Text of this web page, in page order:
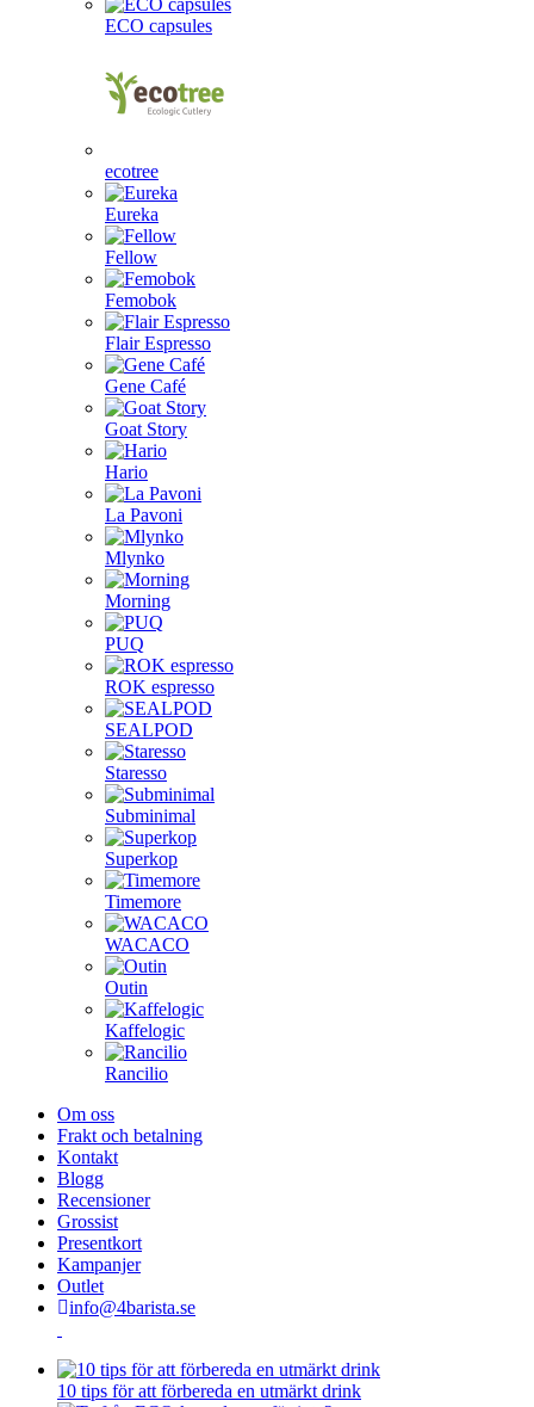
ECO capsules
ecotree
Eureka
Fellow
Femobok
Flair Espresso
Gene Café
Goat Story
Hario
La Pavoni
Mlynko
Morning
PUQ
ROK espresso
SEALPOD
Staresso
Subminimal
Superkop
Timemore
WACACO
Outin
Kaffelogic
Rancilio
Om oss
Frakt och betalning
Kontakt
Blogg
Recensioner
Grossist
Presentkort
Kampanjer
Outlet
info@4barista.se
10 tips för att förbereda en utmärkt drink